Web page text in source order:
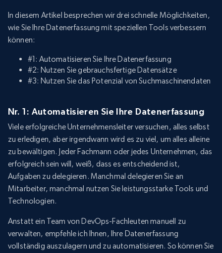
In diesem Artikel besprechen wir drei schnelle Möglichkeiten,
wie Sie Ihre Datenerfassung mit speziellen Tools verbessern
können:
#1: Automatisieren Sie Ihre Datenerfassung
#2: Nutzen Sie gebrauchsfertige Datensätze
#3: Nutzen Sie das Potenzial von Suchmaschinendaten
Nr. 1: Automatisieren Sie Ihre Datenerfassung
Viele erfolgreiche Unternehmensleiter versuchen, alles selbst
zu erledigen, aber irgendwann wird es zu viel, um alles alleine
zu bewältigen. Jeder Fachmann oder jedes Unternehmen, das
erfolgreich sein will, weiß, dass es entscheidend ist,
Aufgaben zu delegieren. Manchmal delegieren Sie an
Mitarbeiter, manchmal nutzen Sie leistungsstarke Tools und
Technologien.
Anstatt ein Team von DevOps-Fachleuten manuell zu
verwalten, empfehle ich Ihnen, Ihre Datenerfassung
vollständig auszulagern und zu automatisieren. So können Sie